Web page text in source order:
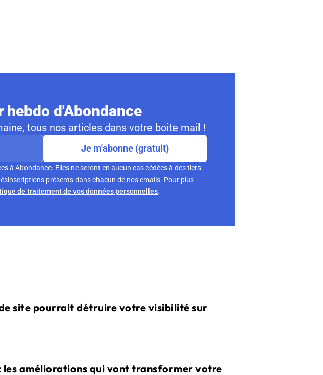
d'Abondance
tous nos articles dans votre boite mail !
Je m'abonne (gratuit)
à Abondance. Elles ne seront en aucun cas cédées à des tiers.
présents dans chacun de nos emails. Pour plus
de traitement de vos données personnelles.
site pourrait détruire votre visibilité sur
les améliorations qui vont transformer votre